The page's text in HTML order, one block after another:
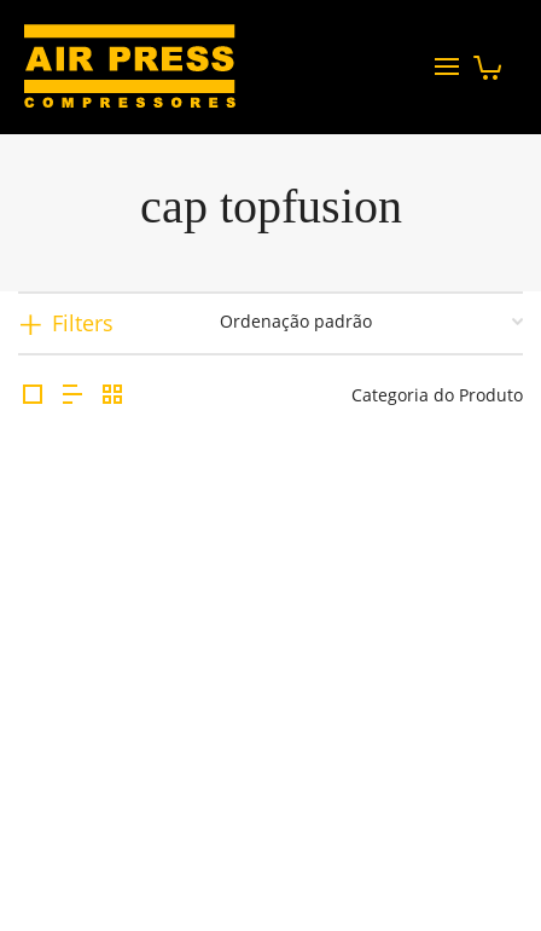
cap topfusion
Filters
Categoria do Produto